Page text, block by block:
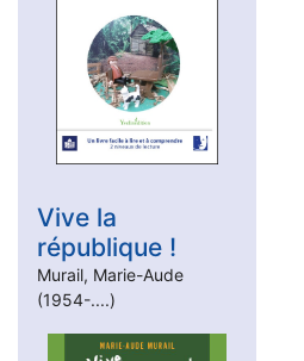
Vive la
république !
Murail, Marie-Aude
(1954-....)